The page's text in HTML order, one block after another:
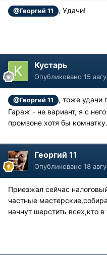
@Георгий 11 , Удачи!
Кустарь
Опубликовано 15
@Георгий 11 , тоже удачи
Гараж - не вариант, я с
промзоне хотя бы комнатку.
Георгий 11
Опубликовано 18
Приезжал сейчас
частные
начнут шерстить всех,кто